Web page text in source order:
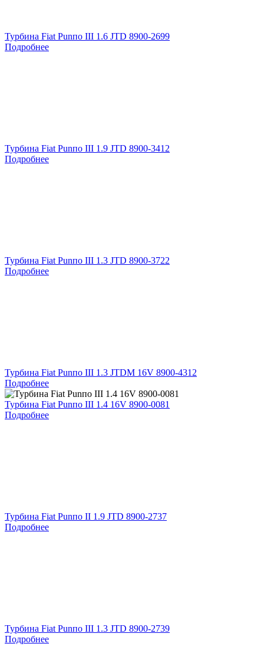
Турбина Fiat Punпо III 1.6 JTD 8900-2699
Подробнее
Турбина Fiat Punпо III 1.9 JTD 8900-3412
Подробнее
Турбина Fiat Punпо III 1.3 JTD 8900-3722
Подробнее
Турбина Fiat Punпо III 1.3 JTDM 16V 8900-4312
Подробнее
Турбина Fiat Punпо III 1.4 16V 8900-0081
Подробнее
Турбина Fiat Punпо II 1.9 JTD 8900-2737
Подробнее
Турбина Fiat Punпо III 1.3 JTD 8900-2739
Подробнее